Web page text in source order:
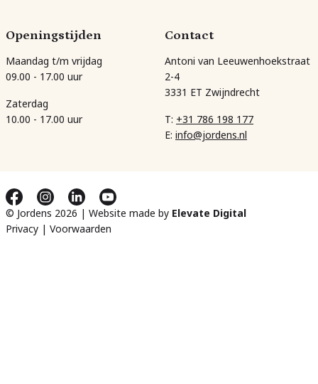
Openingstijden
Maandag t/m vrijdag
09.00 - 17.00 uur
Zaterdag
10.00 - 17.00 uur
Contact
Antoni van Leeuwenhoekstraat
2-4
3331 ET Zwijndrecht
T: +31 786 198 177
E: info@jordens.nl
© Jordens 2026 | Website made by Elevate Digital
Privacy | Voorwaarden